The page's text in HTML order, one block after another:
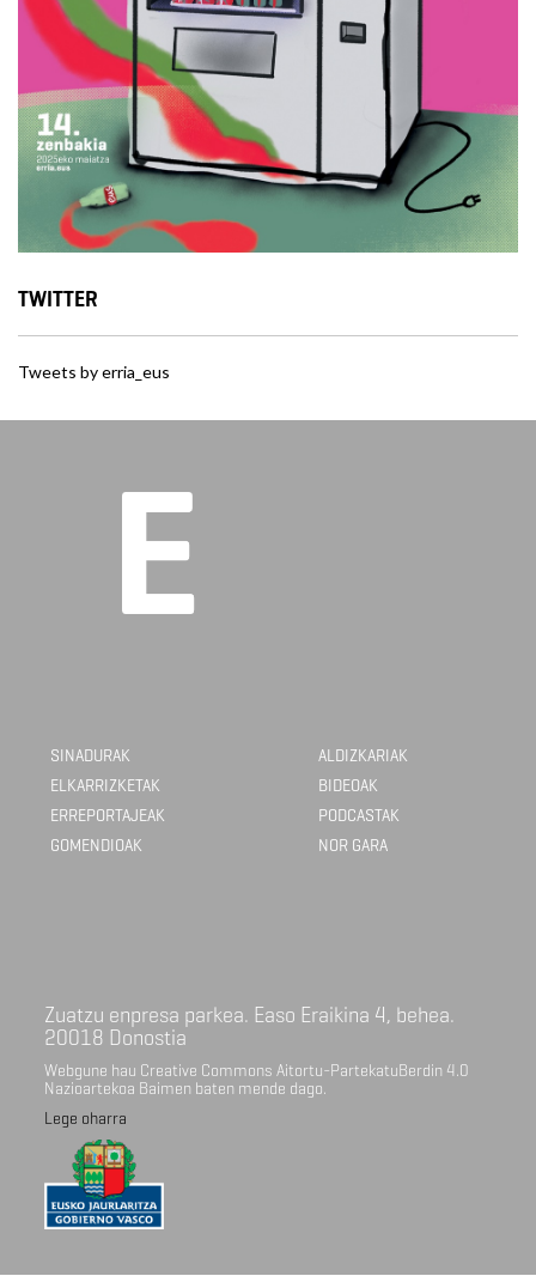
TWITTER
Tweets by erria_eus
SINADURAK
ELKARRIZKETAK
ERREPORTAJEAK
GOMENDIOAK
ALDIZKARIAK
BIDEOAK
PODCASTAK
NOR GARA
Zuatzu enpresa parkea. Easo Eraikina 4, behea.
20018 Donostia
Webgune hau Creative Commons Aitortu-PartekatuBerdin 4.0
Nazioartekoa Baimen baten mende dago.
Lege oharra